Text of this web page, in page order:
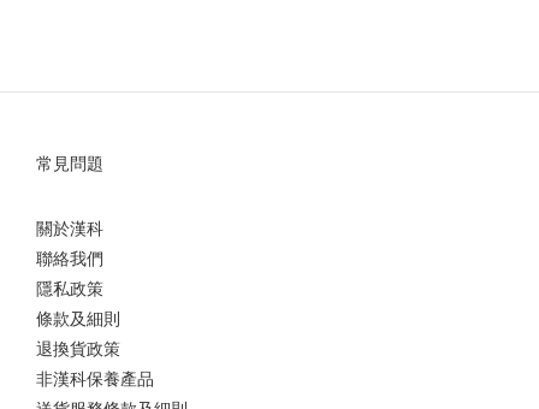
常見問題
關於漢科
聯絡我們
隱私政策
條款及細則
退換貨政策
非漢科保養產品